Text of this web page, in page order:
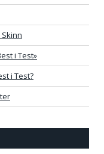
i Test»
i Test?